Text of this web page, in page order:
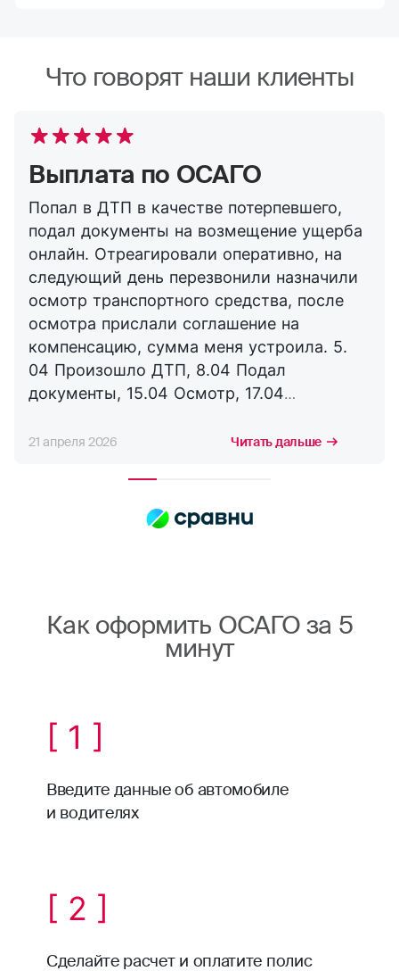
Что говорят наши клиенты
Выплата по ОСАГО
Попал в ДТП в качестве потерпевшего,
подал документы на возмещение ущерба
онлайн. Отреагировали оперативно, на
следующий день перезвонили назначили
осмотр транспортного средства, после
осмотра прислали соглашение на
компенсацию, сумма меня устроила. 5.
04 Произошло ДТП, 8.04 Подал
документы, 15.04 Осмотр, 17.04
сотрудничать с компанией дальше,
21 апреля 2026 Читать дальше
Как оформить ОСАГО за 5
минут
[ 1 ]
Введите данные об автомобиле
и водителях
[ 2 ]
Сделайте расчет и оплатите полис